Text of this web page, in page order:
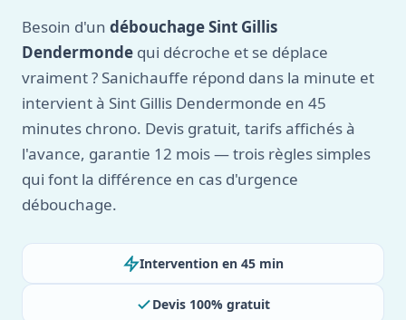
Besoin d'un débouchage Sint Gillis
Dendermonde qui décroche et se déplace
vraiment ? Sanichauffe répond dans la minute et
intervient à Sint Gillis Dendermonde en 45
minutes chrono. Devis gratuit, tarifs affichés à
l'avance, garantie 12 mois — trois règles simples
qui font la différence en cas d'urgence
débouchage.
Intervention en 45 min
Devis 100% gratuit